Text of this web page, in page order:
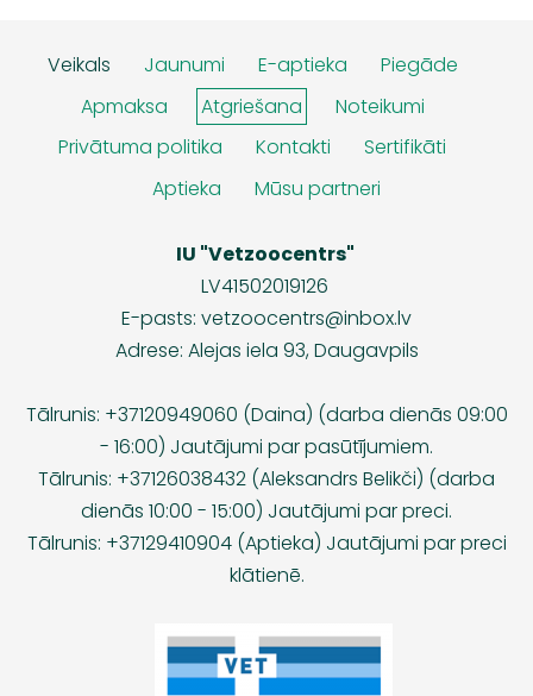
Veikals Jaunumi E-aptieka
Piegāde
Apmaksa
Atgriešana
Noteikumi
Privātuma politika
Kontakti
Sertifikāti
Aptieka
Mūsu partneri
IU "Vetzoocentrs"
LV41502019126
E-pasts: vetzoocentrs@inbox.lv
Adrese: Alejas iela 93, Daugavpils
Tālrunis: +37120949060 (Daina) (darba dienās 09:00
- 16:00) Jautājumi par pasūtījumiem.
Tālrunis: +37126038432 (Aleksandrs Belikči) (darba
dienās 10:00 - 15:00) Jautājumi par preci.
Tālrunis: +37129410904 (Aptieka) Jautājumi par preci
klātienē.